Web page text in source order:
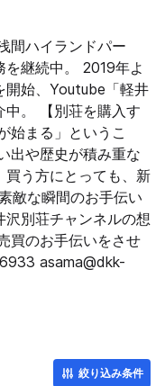
間ハイランドパー
継続中。 2019年よ
開始、Youtube「軽井
中。 【別荘を購入す
始まる」というこ
出や歴史が積み重な
買う方にとっても、新
敵な瞬間のお手伝い
沢別荘チャンネルの想
買のお手伝いをさせ
asama@dkk-
絞り込み条件